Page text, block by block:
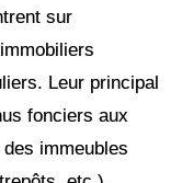
sur
Leur principal
fonciers aux
immeubles